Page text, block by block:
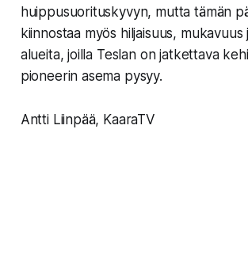
huippusuorituskyvyn, mutta tämän
kiinnostaa myös hiljaisuus,
alueita, joilla Teslan on jatkettava
pioneerin asema pysyy.
Antti Liinpää, KaaraTV